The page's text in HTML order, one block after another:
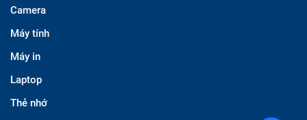
Camera
Máy tính
Máy in
Laptop
Thẻ nhớ